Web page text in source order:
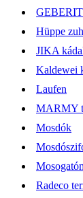
GEBERIT
Hüppe
JIKA
Kaldewei
Laufen
MARMY
Mosdók
Radeco